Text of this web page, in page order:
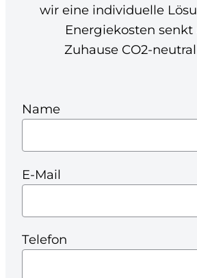
wir eine individuelle
Energiekosten
Zuhause CO2-
Name
E-Mail
Telefon